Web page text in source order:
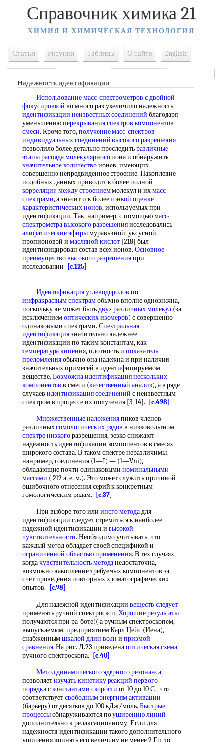
Справочник химика 21
ХИМИЯ И ХИМИЧЕСКАЯ ТЕХНОЛОГИЯ
Статьи Рисунки Таблицы О сайте English
Надежность идентификации
Использование масс-спектрометров сдвойной
фокусировкой во много раз увеличило надежность
идентификации неизвестных соединений благодаря
уменьшениюперекрывания спектров компонентов
смеси. Кроме того,получение масс-спектров
индивидуальных соединений высокого разрешения
позволило более детально проследитьразличные
этапыраспада молекулярногоиона и обнаружить
значительное количествоионов, имеющих
совершенно непредвиденное строение. Накопление
подобных данных приводит к более полной
корреляции между строениеммолекул и ихмасс-
спектрами, а значит и к болеетонкой оценке
характеристических ионов, используемых при
идентификации. Так, например, с помощьюмасс-
спектрометра высокого разрешенияисследовались
алифатические эфирымуравьиной, уксусной,
пропионовой и масляной кислот [218] был
идентифицирован состав всех ионов. Основное
преимуществовысокого разрешенияпри
исследовании
[c.125]
Идентификация углеводородов по
инфракрасным спектрамобычно вполне однозначна,
поскольку не может бытьдвухразличных молекул (за
исключениемоптических изомеров) с совершенно
одинаковыми спектрами. Спектральная
идентификациязначительно надежнее
идентификации по таким константам, как
температура кипения, плотность и показатель
преломленияобычно она надежна и при наличии
значительных примесей в идентифицируемом
веществе. Возможна идентификациянескольких
компонентов в смеси (качественный анализ), а в ряде
случаев идентификация соединений с неизвестным
спектром в процессе их получения [3, 14].
[c.498]
Множественные наложенияпиков членов
различныхгомологических рядов в низковольтном
спектре низкогоразрешения, резко снижают
надежность идентификации компопентов в смесях
широкого состава. В таком спектре неразличимы,
нанример, соединения (1—I) — (1—Vni),
обладающие почти одинаковыми номинальными
массами ( 212 а, е. м.). Это может служить причиной
ошибочного отнесения серий к конкретным
гомологическим рядам.
[c.37]
При выборе того или иного методадля
идентификации следует стремиться к наиболее
надежной идентификации и высокой
чувствительности. Необходимо учитывать, что
каждый метод обладает своей спецификой и
ограниченной областью применения. В тех случаях,
когдачувствительность методанедостаточна,
возможно накопление требуемых компонентов за
счет проведения повторных хроматографических
опытов.
[c.98]
Для надежной идентификации веществ следует
применять ручной спектроскоп. Хорошие результаты
получаются при ра-боте)( а ручным спектроскопом,
вьшускаемым. предприятием Карл Цейс (Иена),
снабженнымшкалой длин волн и призмой
сравнения. На рис. Д.23 приведенаоптическая схема
ручного спектроскопа.
[c.40]
Метод динамическогоядерного резонанса
позволяетизучать кинетикуреакций первого
порядкасконстантами скорости от 10 до 10 С , что
соответствуетсвободным энергиям активации
(барьеру) от десятков до 100 кДж/моль. Быстрые
процессыобнаруживаются поуширению линий
дополнительно к релаксационному. Если для
надежности идентификации такого дополнительного
уширения принять его величину не менее 2 Гц, то,